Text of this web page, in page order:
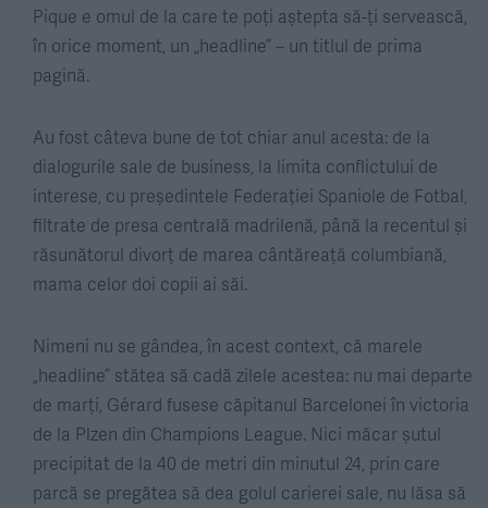
Pique e omul de la care te poți aștepta să-ți servească,
în orice moment, un „headline” – un titlul de prima
pagină.
Au fost câteva bune de tot chiar anul acesta: de la
dialogurile sale de business, la limita conflictului de
interese, cu președintele Federației Spaniole de Fotbal,
filtrate de presa centrală madrilenă, până la recentul și
răsunătorul divorț de marea cântăreață columbiană,
mama celor doi copii ai săi.
Nimeni nu se gândea, în acest context, că marele
„headline” stătea să cadă zilele acestea: nu mai departe
de marți, Gérard fusese căpitanul Barcelonei în victoria
de la Plzen din Champions League. Nici măcar șutul
precipitat de la 40 de metri din minutul 24, prin care
parcă se pregătea să dea golul carierei sale, nu lăsa să